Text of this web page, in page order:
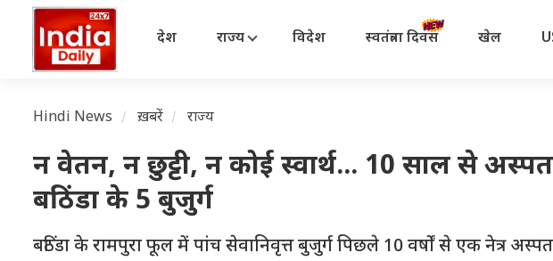
देश राज्य विदेश स्वतंत्रता दिवस खेल
Hindi News ख़बरें राज्य
न वेतन, न छुट्टी, न कोई स्वार्थ... 10 साल से
बठिंडा के 5 बुजुर्ग
बठिंडा के रामपुरा फूल में पांच सेवानिवृत्त बुजुर्ग पिछले 10 वर्षों से एक नेत्र